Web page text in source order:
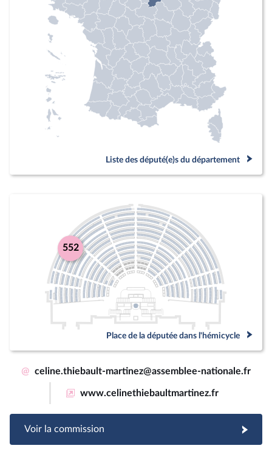
Liste des député(e)s du département
552
Place de la députée dans l'hémicycle
@ celine.thiebault-martinez@assemblee-nationale.fr
www.celinethiebaultmartinez.fr
Voir la commission